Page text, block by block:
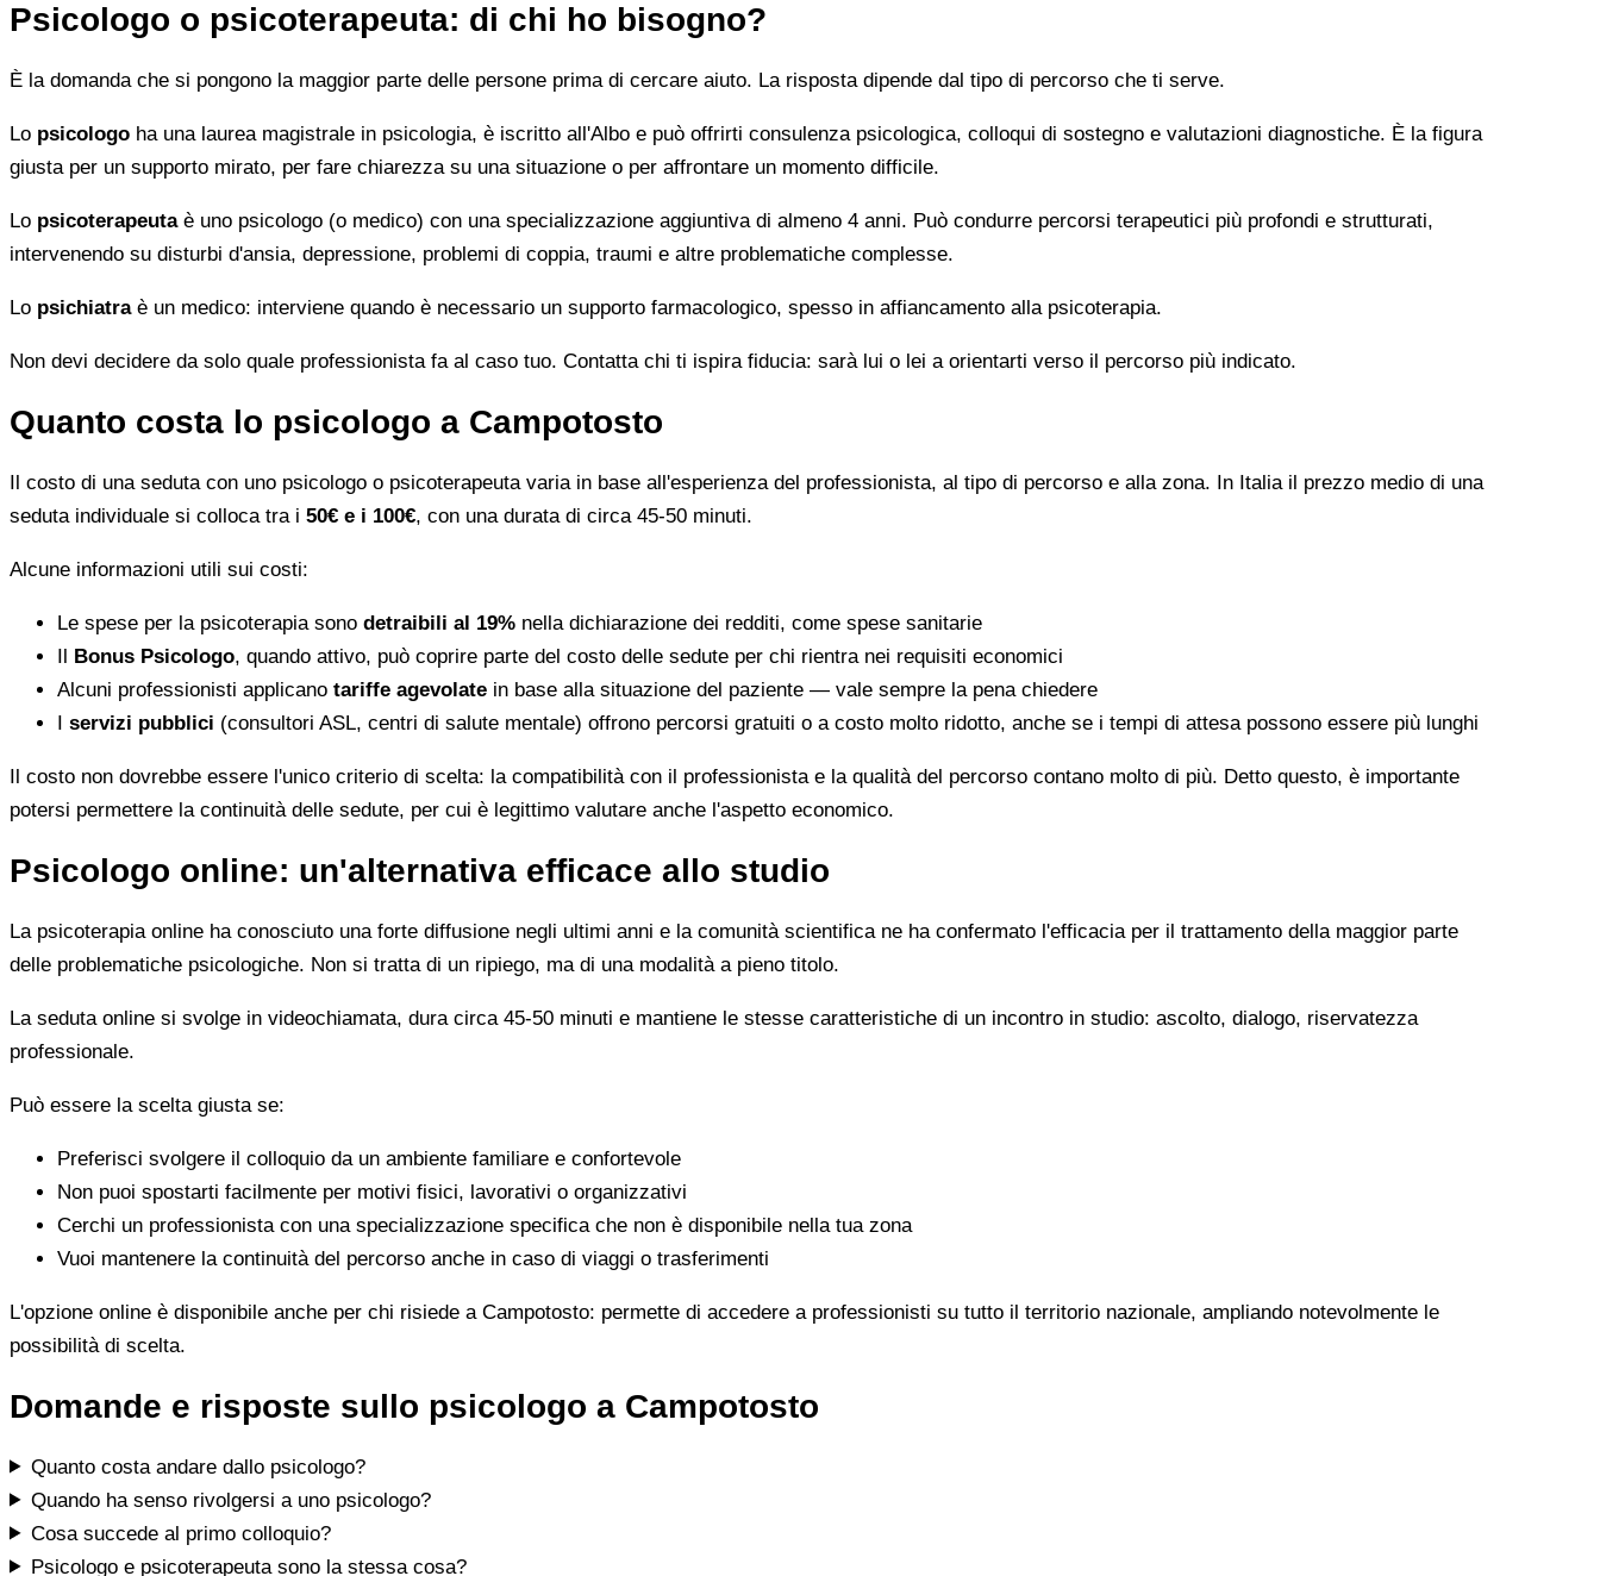
Psicologo o psicoterapeuta: di chi ho bisogno?
È la domanda che si pongono la maggior parte delle persone prima di cercare aiuto. La risposta dipende dal tipo di percorso che ti serve.
Lo psicologo ha una laurea magistrale in psicologia, è iscritto all'Albo e può offrirti consulenza psicologica, colloqui di sostegno e valutazioni diagnostiche. È la figura
giusta per un supporto mirato, per fare chiarezza su una situazione o per affrontare un momento difficile.
Lo psicoterapeutaè uno psicologo (o medico) con una specializzazione aggiuntiva di almeno 4 anni. Può condurre percorsi terapeutici più profondi e strutturati,
intervenendo su disturbi d'ansia, depressione, problemi di coppia, traumi e altre problematiche complesse.
Lo psichiatraè un medico: interviene quando è necessario un supporto farmacologico, spesso in affiancamento alla psicoterapia.
Non devi decidere da solo quale professionista fa al caso tuo. Contatta chi ti ispira fiducia: sarà lui o lei a orientarti verso il percorso più indicato.
Quanto costa lo psicologo a Campotosto
Il costo di una seduta con uno psicologo o psicoterapeuta varia in base all'esperienza del professionista, al tipo di percorso e alla zona. In Italia il prezzo medio di una
seduta individuale si colloca tra i 50€ e i 100€, con una durata di circa 45-50 minuti.
Alcune informazioni utili sui costi:
Le spese per la psicoterapia sono detraibili al 19% nella dichiarazione dei redditi, come spese sanitarie
Il Bonus Psicologo, quando attivo, può coprire parte del costo delle sedute per chi rientra nei requisiti economici
Alcuni professionisti applicano tariffe agevolate in base alla situazione del paziente — vale sempre la pena chiedere
I servizi pubblici (consultori ASL, centri di salute mentale) offrono percorsi gratuiti o a costo molto ridotto, anche se i tempi di attesa possono essere più lunghi
Il costo non dovrebbe essere l'unico criterio di scelta: la compatibilità con il professionista e la qualità del percorso contano molto di più. Detto questo, è importante
potersi permettere la continuità delle sedute, per cui è legittimo valutare anche l'aspetto economico.
Psicologo online: un'alternativa efficace allo studio
La psicoterapia online ha conosciuto una forte diffusione negli ultimi anni e la comunità scientifica ne ha confermato l'efficacia per il trattamento della maggior parte
delle problematiche psicologiche. Non si tratta di un ripiego, ma di una modalità a pieno titolo.
La seduta online si svolge in videochiamata, dura circa 45-50 minuti e mantiene le stesse caratteristiche di un incontro in studio: ascolto, dialogo, riservatezza
professionale.
Può essere la scelta giusta se:
Preferisci svolgere il colloquio da un ambiente familiare e confortevole
Non puoi spostarti facilmente per motivi fisici, lavorativi o organizzativi
Cerchi un professionista con una specializzazione specifica che non è disponibile nella tua zona
Vuoi mantenere la continuità del percorso anche in caso di viaggi o trasferimenti
L'opzione online è disponibile anche per chi risiede a Campotosto: permette di accedere a professionisti su tutto il territorio nazionale, ampliando notevolmente le
possibilità di scelta.
Domande e risposte sullo psicologo a Campotosto
Quanto costa andare dallo psicologo?
Quando ha senso rivolgersi a uno psicologo?
Cosa succede al primo colloquio?
Psicologo e psicoterapeuta sono la stessa cosa?